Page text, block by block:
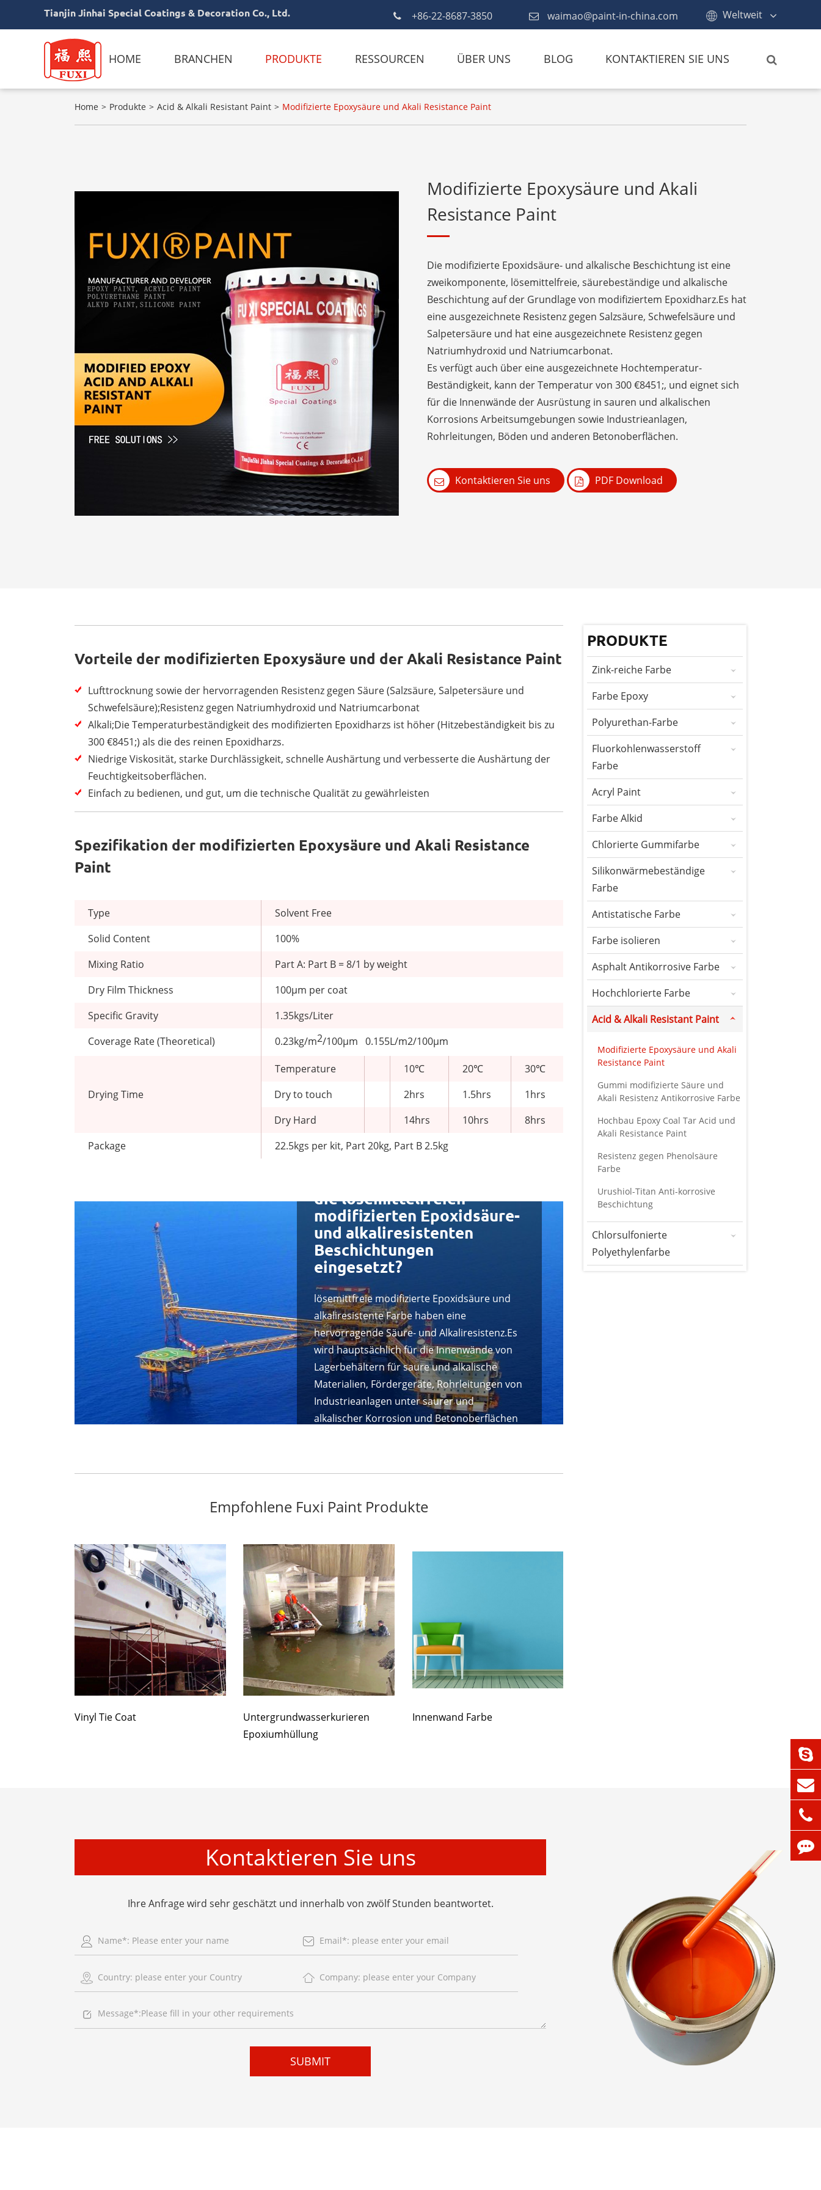
Tianjin Jinhai Special Coatings & Decoration Co., Ltd. +86-22-8687-3850 waimao@paint-in-china.com Weltweit
HOME BRANCHEN PRODUKTE RESSOURCEN ÜBER UNS BLOG KONTAKTIEREN SIE UNS
Home Produkte Acid & Alkali Resistant Paint Modifizierte Epoxysäure und Akali Resistance Paint
Modifizierte Epoxysäure und Akali
Resistance Paint
Die modifizierte Epoxidsäure- und alkalische Beschichtung ist eine
zweikomponente, lösemittelfreie, säurebeständige und alkalische
Beschichtung auf der Grundlage von modifiziertem Epoxidharz.Es hat
eine ausgezeichnete Resistenz gegen Salzsäure, Schwefelsäure und
Salpetersäure und hat eine ausgezeichnete Resistenz gegen
Natriumhydroxid und Natriumcarbonat.
Es verfügt auch über eine ausgezeichnete Hochtemperatur-
Beständigkeit, kann der Temperatur von 300 €8451;, und eignet sich
für die Innenwände der Ausrüstung in sauren und alkalischen
Korrosions Arbeitsumgebungen sowie Industrieanlagen,
Rohrleitungen, Böden und anderen Betonoberflächen.
Kontaktieren Sie uns PDF Download
Vorteile der modifizierten Epoxysäure und der Akali Resistance Paint
Lufttrocknung sowie der hervorragenden Resistenz gegen Säure (Salzsäure, Salpetersäure und
Schwefelsäure);Resistenz gegen Natriumhydroxid und Natriumcarbonat
Alkali;Die Temperaturbeständigkeit des modifizierten Epoxidharzs ist höher (Hitzebeständigkeit bis zu
300 €8451;) als die des reinen Epoxidharzs.
Niedrige Viskosität, starke Durchlässigkeit, schnelle Aushärtung und verbesserte die Aushärtung der
Feuchtigkeitsoberflächen.
Einfach zu bedienen, und gut, um die technische Qualität zu gewährleisten
Spezifikation der modifizierten Epoxysäure und Akali Resistance
Paint
Type
Solvent Free
Solid Content
100%
Mixing Ratio
Part A: Part B = 8/1 by weight
Dry Film Thickness
100μm per coat
Specific Gravity
1.35kgs/Liter
Coverage Rate (Theoretical)
0.23kg/m2/100μm 0.155L/m2/100μm
Drying Time
Temperature 10℃ 20℃
30℃
Dry to touch
2hrs 1.5hrs
1hrs
Dry Hard
14hrs 10hrs
8hrs
Package
22.5kgs per kit, Part 20kg, Part B 2.5kg
die lösemittelfreien
modifizierten Epoxidsäure-
und alkaliresistenten
Beschichtungen
eingesetzt?
lösemittfreie modifizierte Epoxidsäure und
alkaliresistente Farbe haben eine
hervorragende Säure- und Alkaliresistenz.Es
wird hauptsächlich für die Innenwände von
Lagerbehältern für saure und alkalische
Materialien, Fördergeräte, Rohrleitungen von
Industrieanlagen unter saurer und
alkalischer Korrosion und Betonoberflächen
Empfohlene Fuxi Paint Produkte
Vinyl Tie Coat
Untergrundwasserkurieren
Epoxiumhüllung
Innenwand Farbe
PRODUKTE
Zink-reiche Farbe
Farbe Epoxy
Polyurethan-Farbe
Fluorkohlenwasserstoff
Farbe
Acryl Paint
Farbe Alkid
Chlorierte Gummifarbe
Silikonwärmebeständige
Farbe
Antistatische Farbe
Farbe isolieren
Asphalt Antikorrosive Farbe
Hochchlorierte Farbe
Acid & Alkali Resistant Paint
Modifizierte Epoxysäure und Akali
Resistance Paint
Gummi modifizierte Säure und
Akali Resistenz Antikorrosive Farbe
Hochbau Epoxy Coal Tar Acid und
Akali Resistance Paint
Resistenz gegen Phenolsäure
Farbe
Urushiol-Titan Anti-korrosive
Beschichtung
Chlorsulfonierte
Polyethylenfarbe
Kontaktieren Sie uns
Ihre Anfrage wird sehr geschätzt und innerhalb von zwölf Stunden beantwortet.
SUBMIT